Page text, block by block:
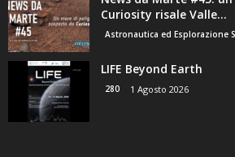
Curiosity risale Valle...
Astronautica ed Esplorazione
LIFE Beyond Earth
280 1 Agosto 2026